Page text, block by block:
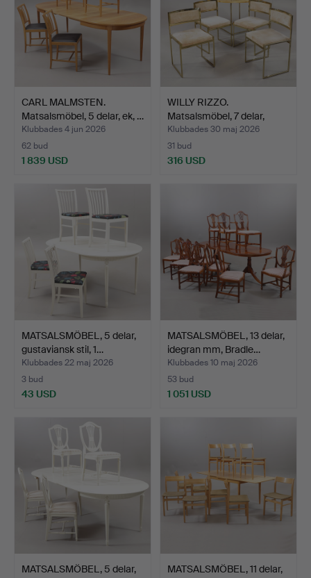
CARL MALMSTEN.
Matsalsmöbel, 5 delar, ek, …
Klubbades 4 jun 2026
62 bud
1 839 USD
WILLY RIZZO.
Matsalsmöbel, 7 delar,
"model…
Klubbades 30 maj 2026
31 bud
316 USD
MATSALSMÖBEL, 5 delar,
gustaviansk stil, 1…
Klubbades 22 maj 2026
3 bud
43 USD
MATSALSMÖBEL, 13 delar,
idegran mm, Bradle…
Klubbades 10 maj 2026
53 bud
1 051 USD
MATSALSMÖBEL, 5 delar,
MATSALSMÖBEL, 11 delar,